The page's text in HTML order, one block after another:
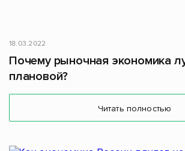
18.03.2022
Почему рыночная экономика
плановой?
Читать полностью